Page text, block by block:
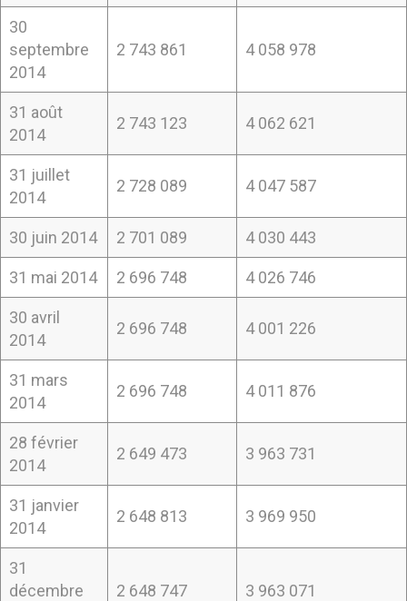
30
septembre
2014
2 743 861 4 058 978
31 août
2014
2 743 123 4 062 621
31 juillet
2014
2 728 089 4 047 587
30 juin 2014 2 701 089 4 030 443
31 mai 2014 2 696 748 4 026 746
30 avril
2014
2 696 748 4 001 226
31 mars
2014
2 696 748 4 011 876
28 février
2014
2 649 473 3 963 731
31 janvier
2014
2 648 813 3 969 950
31
décembre
2 648 747 3 963 071